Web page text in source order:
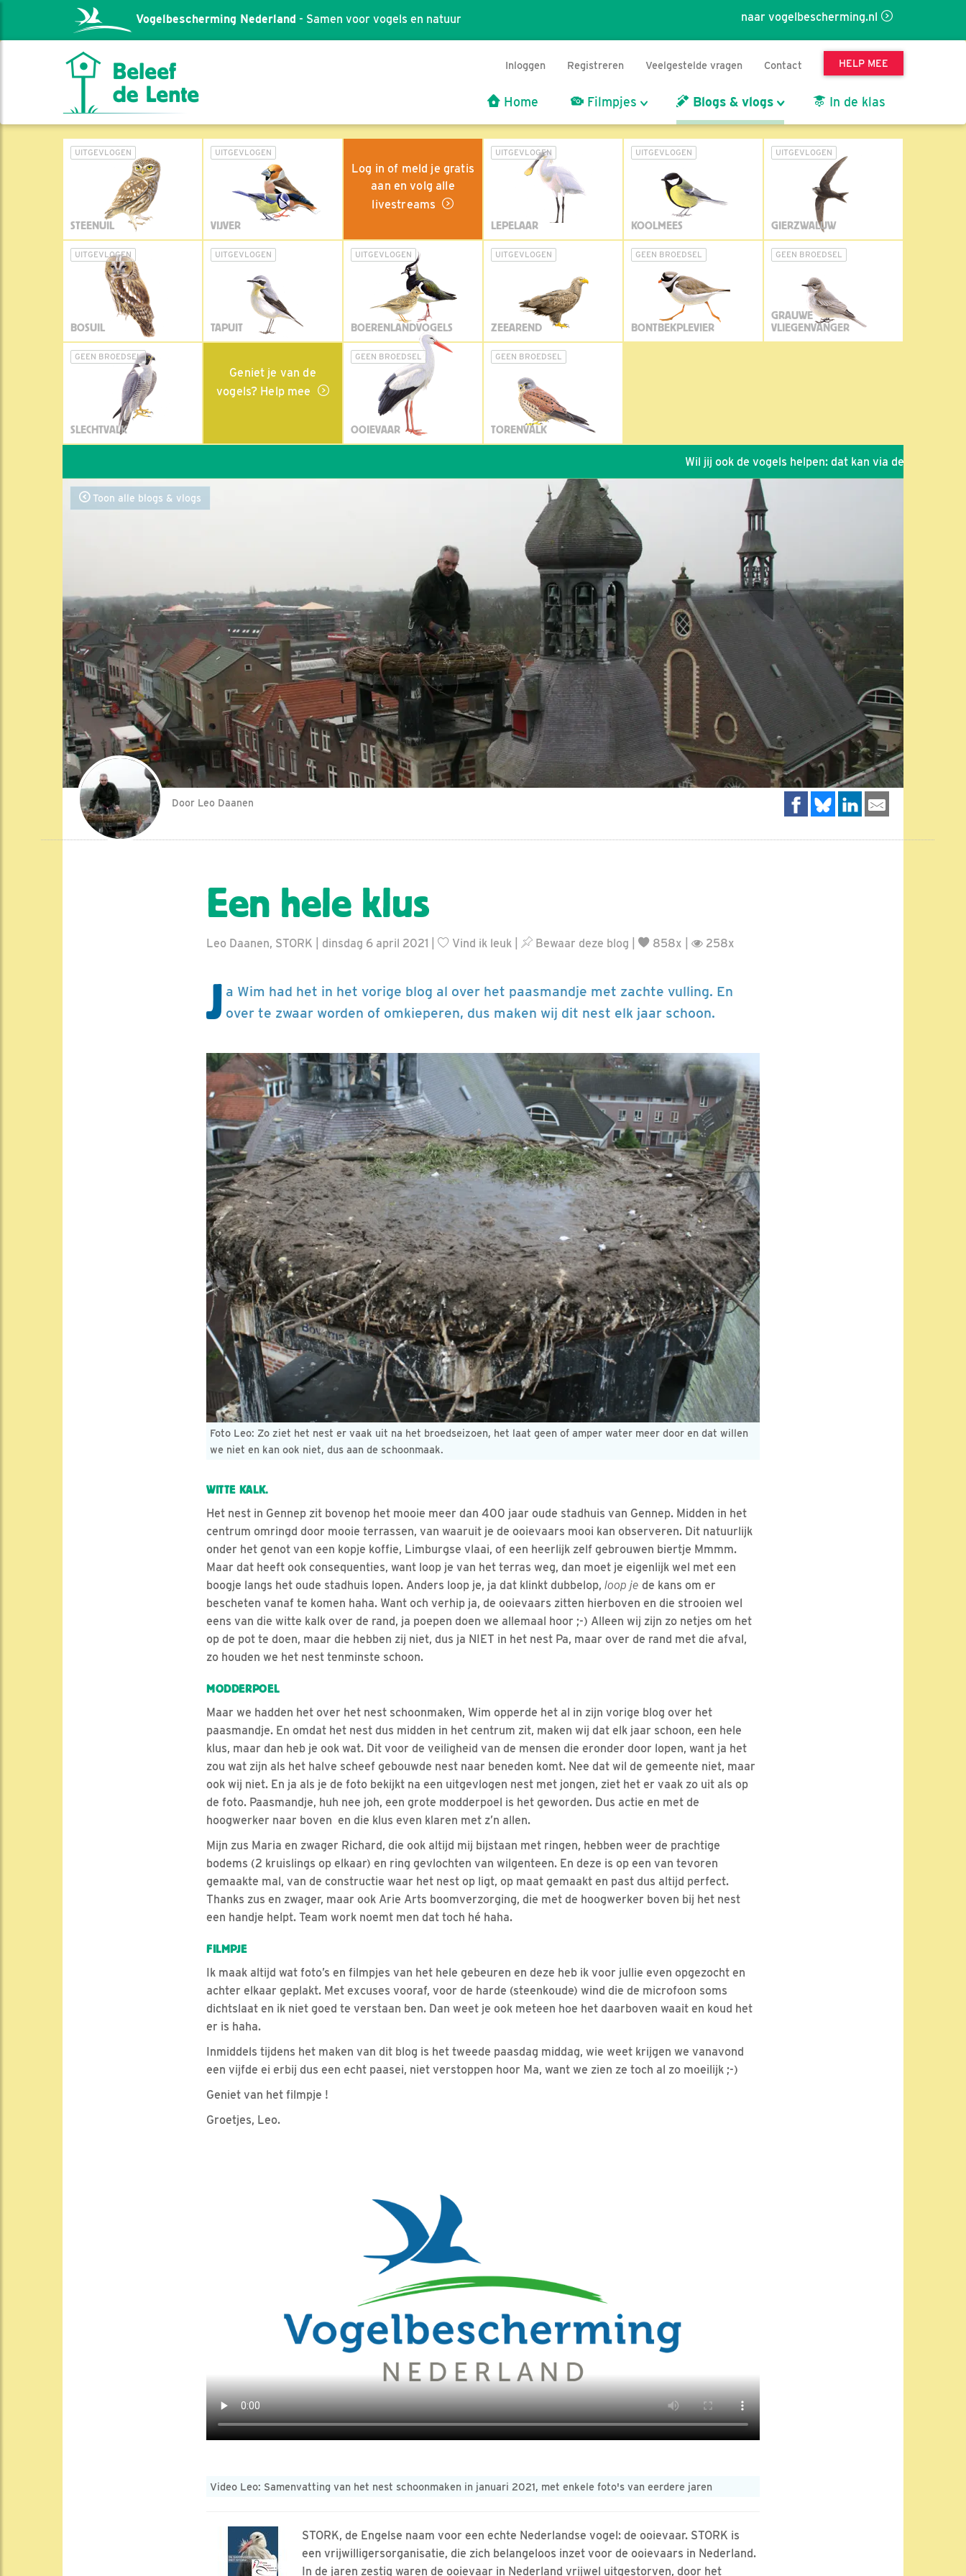
naar vogelbescherming.nl
Vogelbescherming Nederland - Samen voor vogels en natuur
Inloggen Registreren Veelgestelde vragen Contact HELP MEE
Home Filmpjes Blogs & vlogs In de klas
UITGEVLOGEN
STEENUIL
UITGEVLOGEN
VIJVER
Log in of meld je gratis
aan en volg alle
livestreams
UITGEVLOGEN
LEPELAAR
UITGEVLOGEN
KOOLMEES
UITGEVLOGEN
GIERZWALUW
UITGEVLOGEN
BOSUIL
UITGEVLOGEN
TAPUIT
UITGEVLOGEN
BOERENLANDVOGELS
UITGEVLOGEN
ZEEAREND
GEEN BROEDSEL
BONTBEKPLEVIER
GEEN BROEDSEL
GRAUWE
VLIEGENVANGER
GEEN BROEDSEL
SLECHTVALK
Geniet je van de
vogels? Help mee
GEEN BROEDSEL
OOIEVAAR
GEEN BROEDSEL
TORENVALK
Wil jij ook de vogels helpen: dat kan via de link! *
Toon alle blogs & vlogs
Door Leo Daanen
Een hele klus
Leo Daanen, STORK | dinsdag 6 april 2021 | Vind ik leuk Bewaar deze blog 858x | 258x
J a Wim had het in het vorige blog al over het paasmandje met zachte vulling. En
over te zwaar worden of omkieperen, dus maken wij dit nest elk jaar schoon.
Foto Leo: Zo ziet het nest er vaak uit na het broedseizoen, het laat geen of amper water meer door en dat willen
we niet en kan ook niet, dus aan de schoonmaak.
WITTE KALK.
Het nest in Gennep zit bovenop het mooie meer dan 400 jaar oude stadhuis van Gennep. Midden in het
centrum omringd door mooie terrassen, van waaruit je de ooievaars mooi kan observeren. Dit natuurlijk
onder het genot van een kopje koffie, Limburgse vlaai, of een heerlijk zelf gebrouwen biertje Mmmm.
Maar dat heeft ook consequenties, want loop je van het terras weg, dan moet je eigenlijk wel met een
boogje langs het oude stadhuis lopen. Anders loop je, ja dat klinkt dubbelop, loop je de kans om er
bescheten vanaf te komen haha. Want och verhip ja, de ooievaars zitten hierboven en die strooien wel
eens van die witte kalk over de rand, ja poepen doen we allemaal hoor ;-) Alleen wij zijn zo netjes om het
op de pot te doen, maar die hebben zij niet, dus ja NIET in het nest Pa, maar over de rand met die afval,
zo houden we het nest tenminste schoon.
MODDERPOEL
Maar we hadden het over het nest schoonmaken, Wim opperde het al in zijn vorige blog over het
paasmandje. En omdat het nest dus midden in het centrum zit, maken wij dat elk jaar schoon, een hele
klus, maar dan heb je ook wat. Dit voor de veiligheid van de mensen die eronder door lopen, want ja het
zou wat zijn als het halve scheef gebouwde nest naar beneden komt. Nee dat wil de gemeente niet, maar
ook wij niet. En ja als je de foto bekijkt na een uitgevlogen nest met jongen, ziet het er vaak zo uit als op
de foto. Paasmandje, huh nee joh, een grote modderpoel is het geworden. Dus actie en met de
hoogwerker naar boven en die klus even klaren met z’n allen.
Mijn zus Maria en zwager Richard, die ook altijd mij bijstaan met ringen, hebben weer de prachtige
bodems (2 kruislings op elkaar) en ring gevlochten van wilgenteen. En deze is op een van tevoren
gemaakte mal, van de constructie waar het nest op ligt, op maat gemaakt en past dus altijd perfect.
Thanks zus en zwager, maar ook Arie Arts boomverzorging, die met de hoogwerker boven bij het nest
een handje helpt. Team work noemt men dat toch hé haha.
FILMPJE
Ik maak altijd wat foto’s en filmpjes van het hele gebeuren en deze heb ik voor jullie even opgezocht en
achter elkaar geplakt. Met excuses vooraf, voor de harde (steenkoude) wind die de microfoon soms
dichtslaat en ik niet goed te verstaan ben. Dan weet je ook meteen hoe het daarboven waait en koud het
er is haha.
Inmiddels tijdens het maken van dit blog is het tweede paasdag middag, wie weet krijgen we vanavond
een vijfde ei erbij dus een echt paasei, niet verstoppen hoor Ma, want we zien ze toch al zo moeilijk ;-)
Geniet van het filmpje !
Groetjes, Leo.
Video Leo: Samenvatting van het nest schoonmaken in januari 2021, met enkele foto's van eerdere jaren
STORK, de Engelse naam voor een echte Nederlandse vogel: de ooievaar. STORK is
een vrijwilligersorganisatie, die zich belangeloos inzet voor de ooievaars in Nederland.
In de jaren zestig waren de ooievaar in Nederland vrijwel uitgestorven, door het